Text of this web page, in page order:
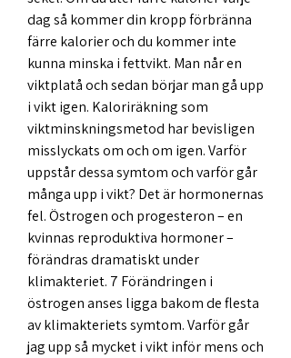
dag så kommer din kropp förbränna
färre kalorier och du kommer inte
kunna minska i fettvikt. Man når en
viktplatå och sedan börjar man gå upp
i vikt igen. Kaloriräkning som
viktminskningsmetod har bevisligen
misslyckats om och om igen. Varför
uppstår dessa symtom och varför går
många upp i vikt? Det är hormonernas
fel. Östrogen och progesteron – en
kvinnas reproduktiva hormoner –
förändras dramatiskt under
klimakteriet. 7 Förändringen i
östrogen anses ligga bakom de flesta
av klimakteriets symtom. Varför går
jag upp så mycket i vikt inför mens och